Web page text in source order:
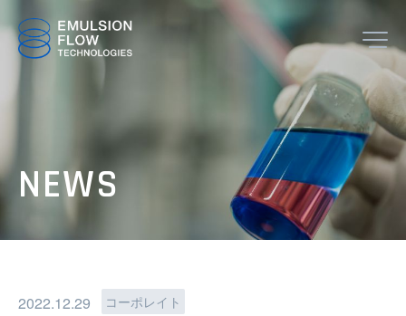
TOP
EN
JP
NEWS
2022.12.29 コーポレイト